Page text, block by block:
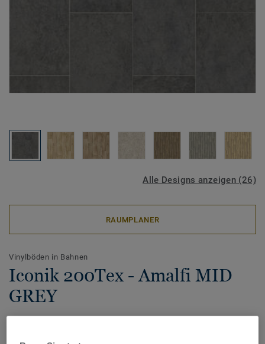
Alle Designs anzeigen (26)
RAUMPLANER
Vinylböden in Bahnen
Iconik 200Tex - Amalfi MID
GREY